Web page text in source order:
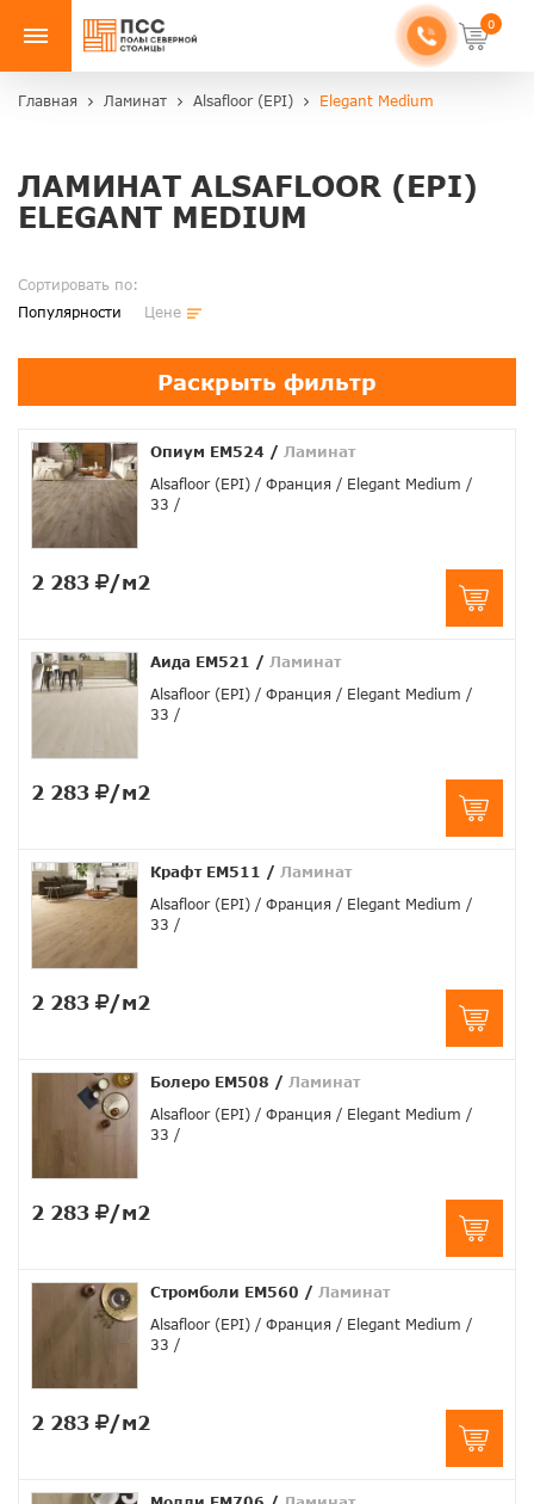
0
Главная Ламинат Alsafloor (EPI) Elegant Medium
ЛАМИНАТ ALSAFLOOR (EPI)
ELEGANT MEDIUM
Сортировать по:
Популярности
Цене
Раскрыть фильтр
Опиум EM524 / Ламинат
Alsafloor (EPI)
Франция
Elegant Medium
33
2 283 /м2
Аида EM521 / Ламинат
Alsafloor (EPI)
Франция
Elegant Medium
33
2 283 /м2
Крафт EM511 / Ламинат
Alsafloor (EPI)
Франция
Elegant Medium
33
2 283 /м2
Болеро EM508 / Ламинат
Alsafloor (EPI)
Франция
Elegant Medium
33
2 283 /м2
Стромболи EM560 / Ламинат
Alsafloor (EPI)
Франция
Elegant Medium
33
2 283 /м2